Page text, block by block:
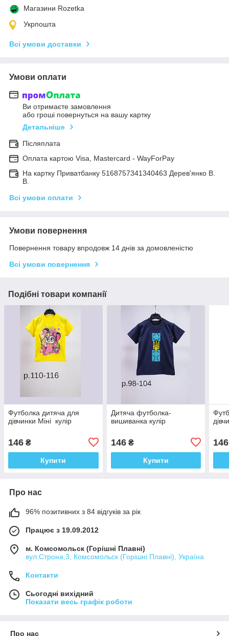
Магазини Rozetka
Укрпошта
Всі умови доставки
Умови оплати
Ви отримаєте замовлення
або гроші повернуться на вашу картку
Детальніше
Післяплата
Оплата картою Visa, Mastercard - WayForPay
На картку Приватбанку 5168757341340463 Дерев'янко В.
В.
Всі умови оплати
Умови повернення
Повернення товару впродовж 14 днів за домовленістю
Всі умови повернення
Подібні товари компанії
Футболка дитяча для
дівчинки Міні кулір
146 ₴
Купити
Дитяча футболка-
вишиванка кулір
146₴
Купити
146
Про нас
96% позитивних з 84 відгуків за рік
Працює з 19.09.2012
м. Комсомольск (Горішні Плавні)
вул.Строна,3, Комсомольск (Горішні Плавні), Україна
Контакти
Сьогодні вихідний
Показати весь графік роботи
Про нас